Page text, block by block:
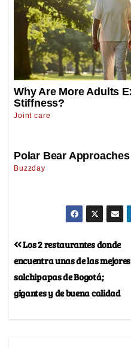
Los 2 restaurantes donde
encuentra unas de las mejores
salchipapas de Bogotá;
gigantes y de buena calidad